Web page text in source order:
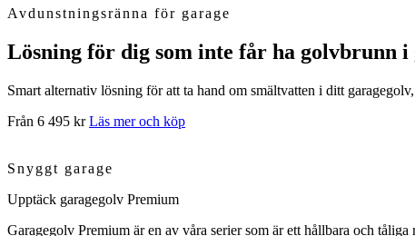
Avdunstningsränna för garage
Lösning för dig som inte får ha golvbrunn i
Smart alternativ lösning för att ta hand om smältvatten i ditt
Från 6 495 kr Läs mer och köp
Snyggt garage
Upptäck garagegolv Premium
Garagegolv Premium är en av våra serier som är ett hållbara och